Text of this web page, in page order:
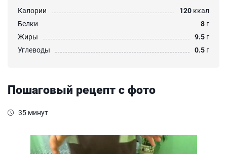
Калории
120 ккал
Белки
8 г
Жиры
9.5 г
Углеводы
0.5 г
Пошаговый рецепт с фото
35 минут